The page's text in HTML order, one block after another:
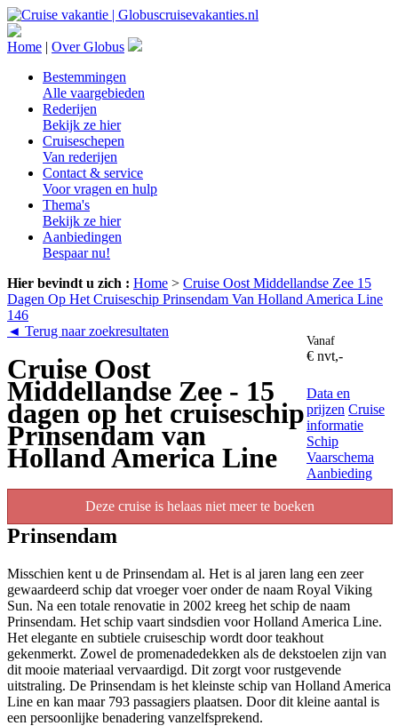
Home | Over Globus
Bestemmingen
Alle vaargebieden
Rederijen
Bekijk ze hier
Cruiseschepen
Van rederijen
Contact & service
Voor vragen en hulp
Thema's
Bekijk ze hier
Aanbiedingen
Bespaar nu!
Hier bevindt u zich : Home > Cruise Oost Middellandse Zee 15
Dagen Op Het Cruiseschip Prinsendam Van Holland America Line
146
◄ Terug naar zoekresultaten
Cruise Oost
Middellandse Zee - 15
dagen op het cruiseschip
Prinsendam van
Holland America Line
Vanaf
€ nvt,-
Data en
prijzen Cruise
informatie
Schip
Vaarschema
Aanbieding
Deze cruise is helaas niet meer te boeken
Prinsendam
Misschien kent u de Prinsendam al. Het is al jaren lang een zeer
gewaardeerd schip dat vroeger voer onder de naam Royal Viking
Sun. Na een totale renovatie in 2002 kreeg het schip de naam
Prinsendam. Het schip vaart sindsdien voor Holland America Line.
Het elegante en subtiele cruiseschip wordt door teakhout
gekenmerkt. Zowel de promenadedekken als de dekstoelen zijn van
dit mooie materiaal vervaardigd. Dit zorgt voor rustgevende
uitstraling. De Prinsendam is het kleinste schip van Holland America
Line en kan maar 793 passagiers plaatsen. Door dit kleine aantal is
een persoonlijke benadering vanzelfsprekend.